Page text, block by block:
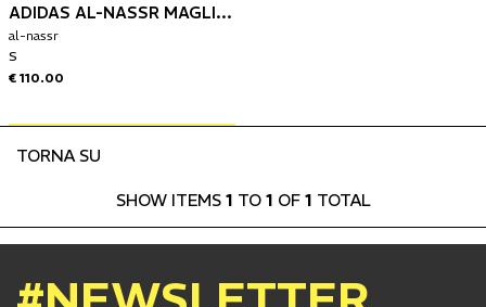
ADIDAS AL-NASSR MAGLIA GARA HOME 25/26 RONALDO 7
al-nassr
S
€ 110.00
TORNA SU
SHOW ITEMS 1 TO 1 OF 1 TOTAL